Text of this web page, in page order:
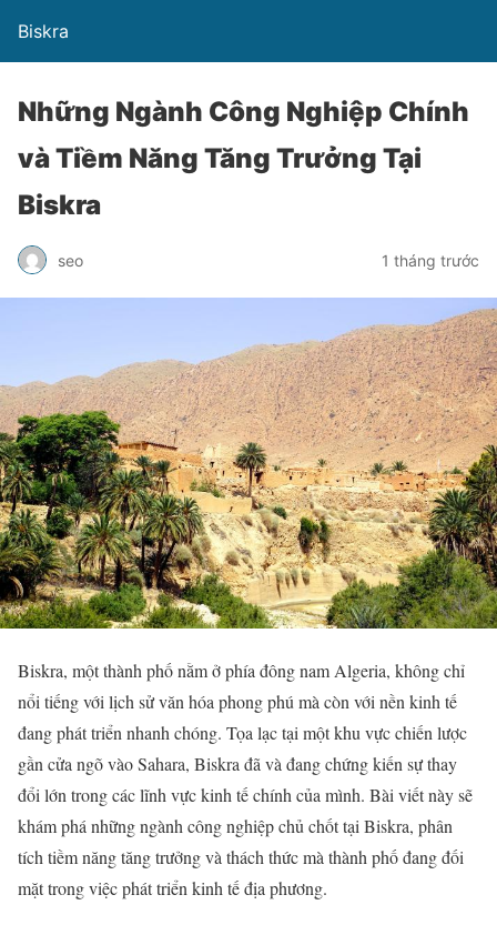
Biskra
Những Ngành Công Nghiệp Chính
và Tiềm Năng Tăng Trưởng Tại
Biskra
seo 1 tháng trước
Biskra, một thành phố nằm ở phía đông nam Algeria, không chỉ
nổi tiếng với lịch sử văn hóa phong phú mà còn với nền kinh tế
đang phát triển nhanh chóng. Tọa lạc tại một khu vực chiến lược
gần cửa ngõ vào Sahara, Biskra đã và đang chứng kiến sự thay
đổi lớn trong các lĩnh vực kinh tế chính của mình. Bài viết này sẽ
khám phá những ngành công nghiệp chủ chốt tại Biskra, phân
tích tiềm năng tăng trưởng và thách thức mà thành phố đang đối
mặt trong việc phát triển kinh tế địa phương.